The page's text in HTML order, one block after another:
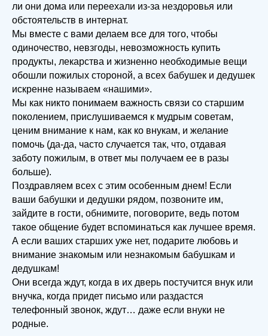
ли они дома или переехали из-за нездоровья или
обстоятельств в интернат.
Мы вместе с вами делаем все для того, чтобы
одиночество, невзгоды, невозможность купить
продукты, лекарства и жизненно необходимые вещи
обошли пожилых стороной, а всех бабушек и дедушек
искренне называем «нашими».
Мы как никто понимаем важность связи со старшим
поколением, прислушиваемся к мудрым советам,
ценим внимание к нам, как ко внукам, и желание
помочь (да-да, часто случается так, что, отдавая
заботу пожилым, в ответ мы получаем ее в разы
больше).
Поздравляем всех с этим особенным днем! Если
ваши бабушки и дедушки рядом, позвоните им,
зайдите в гости, обнимите, поговорите, ведь потом
такое общение будет вспоминаться как лучшее время.
А если ваших старших уже нет, подарите любовь и
внимание знакомым или незнакомым бабушкам и
дедушкам!
Они всегда ждут, когда в их дверь постучится внук или
внучка, когда придет письмо или раздастся
телефонный звонок, ждут… даже если внуки не
родные.